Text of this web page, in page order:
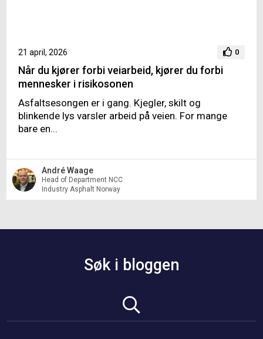
21 april, 2026 0
Når du kjører forbi veiarbeid, kjører du forbi
mennesker i risikosonen
Asfaltsesongen er i gang. Kjegler, skilt og
blinkende lys varsler arbeid på veien. For mange
bare en...
André Waage
Head of Department NCC
Industry Asphalt Norway
Søk i bloggen